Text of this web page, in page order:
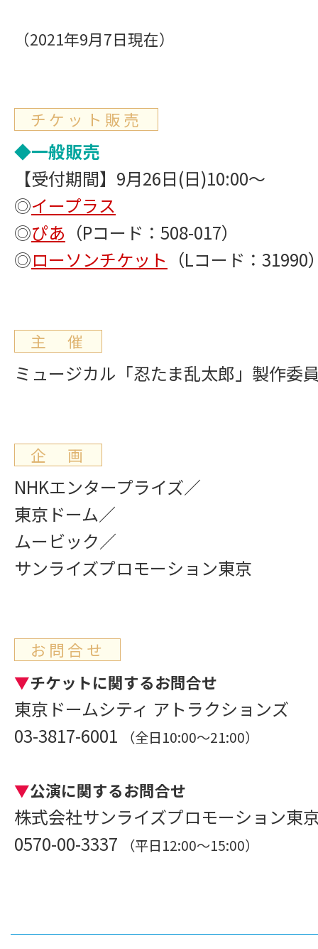
（2021年9月7日現在）
チケット販売
◆一般販売
【受付期間】9月26日(日)10:00～
◎イープラス
◎ぴあ （Pコード：508-017）
◎ローソンチケット （Lコード：31990
主 催
ミュージカル「忍たま乱太郎」製作委
企 画
NHKエンタープライズ／
東京ドーム／
ムービック／
サンライズプロモーション東京
お問合せ
▼チケットに関するお問合せ
東京ドームシティ アトラクションズ
03-3817-6001
（全日10:00～21:00）
▼公演に関するお問合せ
株式会社サンライズプロモーション東
0570-00-3337
（平日12:00～15:00）